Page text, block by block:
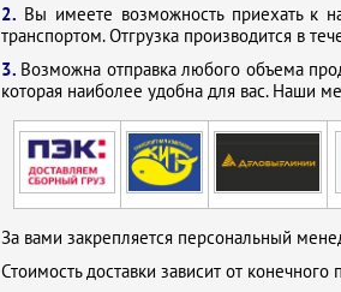
2. Вы имеете возможность приехать к
транспортом. Отгрузка производится в
3. Возможна отправка любого объема
которая наиболее удобна для вас. Наши
За вами закрепляется персональный
Стоимость доставки зависит от